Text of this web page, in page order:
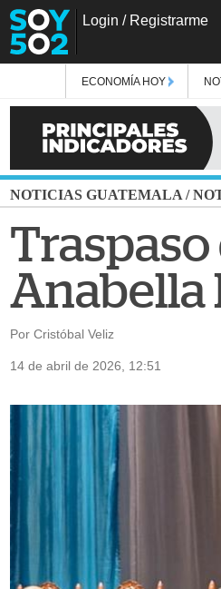
Login / Registrarme
ECONOMÍA HOY
NOTICIAS GUATEMALA /
Traspaso
Anabella
Por Cristóbal Veliz
14 de abril de 2026, 12:51